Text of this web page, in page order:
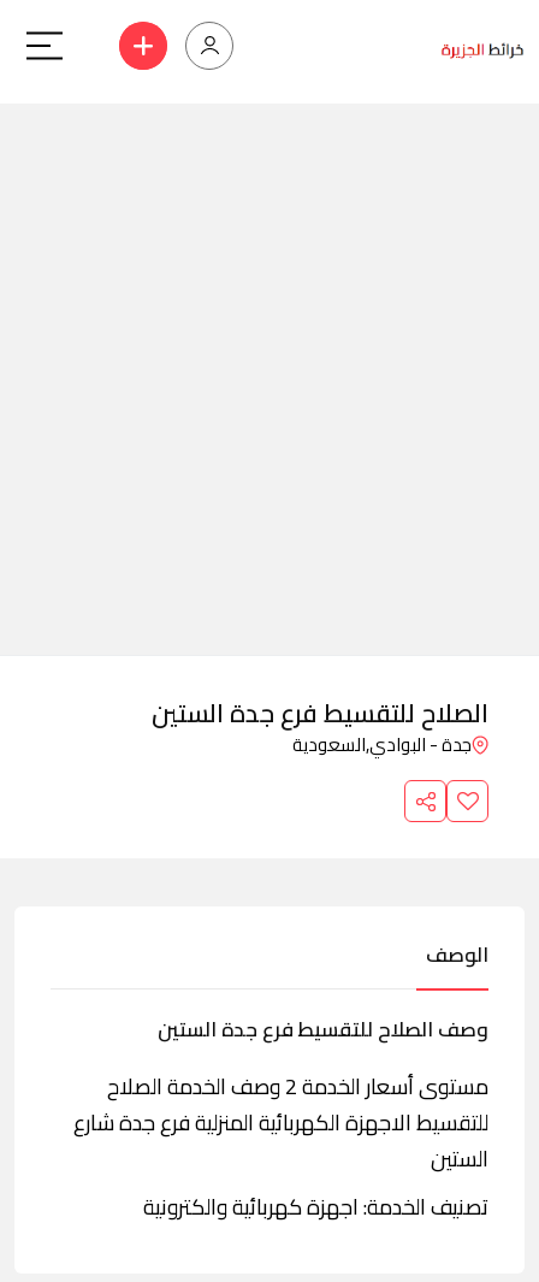
الصلاح للتقسيط فرع جدة الستين
جدة - البوادي,السعودية
الوصف
وصف الصلاح للتقسيط فرع جدة الستين
مستوى أسعار الخدمة 2 وصف الخدمة الصلاح
للتقسيط الاجهزة الكهربائية المنزلية فرع جدة شارع
الستين
تصنيف الخدمة: اجهزة كهربائية والكترونية